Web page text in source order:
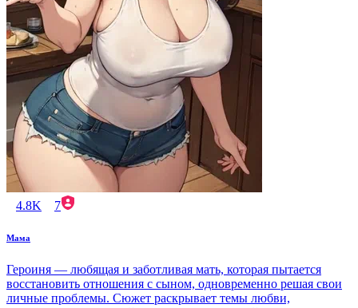
4.8K 7
Мама
Героиня — любящая и заботливая мать, которая пытается
восстановить отношения с сыном, одновременно решая свои
личные проблемы. Сюжет раскрывает темы любви,